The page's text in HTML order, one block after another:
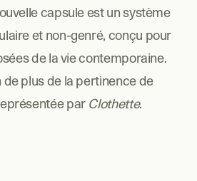
capsule est un système
et non-genré, conçu pour
de la vie contemporaine.
plus de la pertinence de
par Clothette.